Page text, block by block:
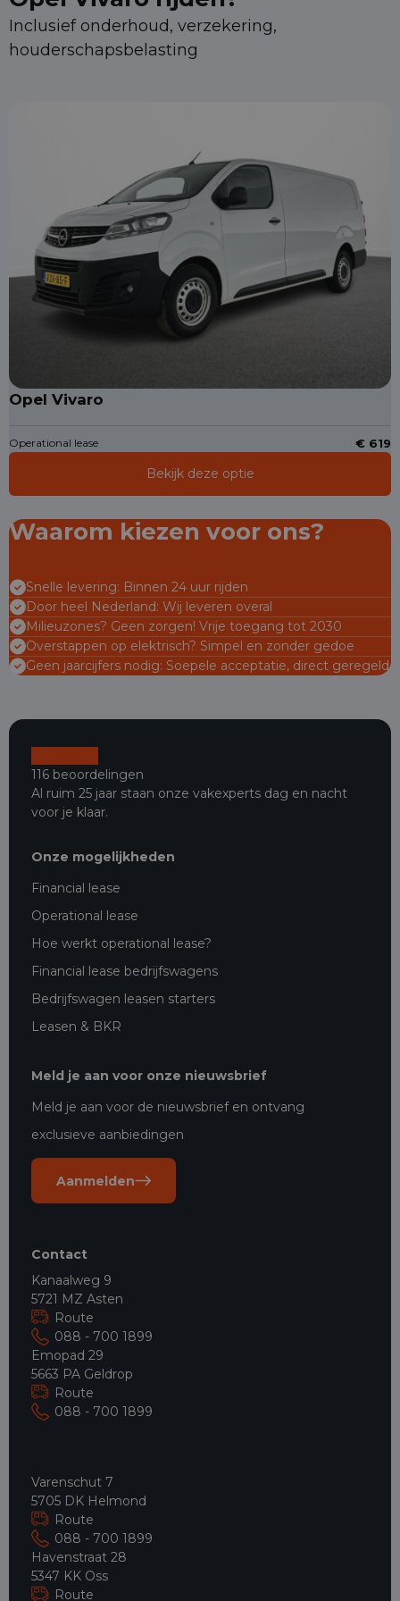
Inclusief onderhoud, verzekering,
houderschapsbelasting
Opel Vivaro
Operational lease € 619
Bekijk deze optie
Waarom kiezen voor ons?
Snelle levering: Binnen 24 uur rijden
Door heel Nederland: Wij leveren overal
Milieuzones? Geen zorgen! Vrije toegang tot 2030
Overstappen op elektrisch? Simpel en zonder gedoe
Geen jaarcijfers nodig: Soepele acceptatie, direct geregeld
116 beoordelingen
Al ruim 25 jaar staan onze vakexperts dag en nacht
voor je klaar.
Onze mogelijkheden
Financial lease
Operational lease
Hoe werkt operational lease?
Financial lease bedrijfswagens
Bedrijfswagen leasen starters
Leasen & BKR
Meld je aan voor onze nieuwsbrief
Meld je aan voor de nieuwsbrief en ontvang
exclusieve aanbiedingen
Aanmelden
Contact
Kanaalweg 9
5721 MZ Asten
Route
088 - 700 1899
Emopad 29
5663 PA Geldrop
Route
088 - 700 1899
Varenschut 7
5705 DK Helmond
Route
088 - 700 1899
Havenstraat 28
5347 KK Oss
Route